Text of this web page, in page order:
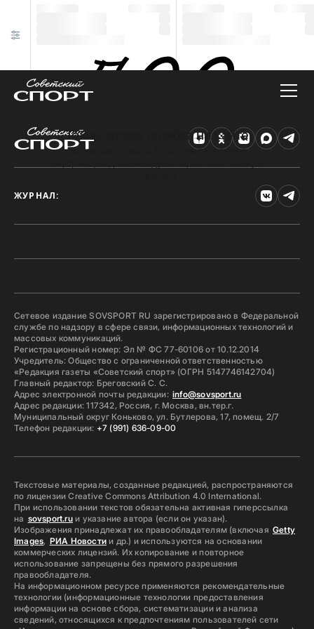
Техническая ошибка на сайте
Произошла ошибка. Чтобы найти нужную
ЖУРНАЛ:
Сетевое издание SOVSPORT RU зарегистрировано в Федеральной
службе по надзору в сфере связи, информационных технологий и
массовых коммуникаций.
Регистрационный номер: Эл № ФС 77-60106 от 10.12.2014
Учредитель: Общество с ограниченной ответственностью
«Редакция газеты «Советский спорт» (ОГРН 5147746142704)
Главный редактор: Бреговский С. С.
Адрес электронной почты редакции: info@sovsport.ru
Адрес редакции: 117342, Россия, г. Москва, вн.тер.г.
Муниципальный округ Коньково, ул. Бутлерова, 17, помещ. 2/7
Телефон редакции: +7 (991) 636-09-00
Текстовые материалы, созданные редакцией, распространяются
по лицензии Creative Commons Attribution 4.0 International.
При использовании текстов обязательна активная гиперссылка
на sovsport.ruи указание автора (если он указан).
Изображения принадлежат их правообладателям (включая Getty
Images, РИА Новостии др.) и используются на основании
коммерческих лицензий. Их копирование и повторное
использование запрещены без прямого разрешения
правообладателя.
На информационном ресурсе применяются рекомендательные
технологии (информационные технологии предоставления
информации на основе сбора, систематизации и анализа
сведений, относящихся к предпочтениям пользователей сети